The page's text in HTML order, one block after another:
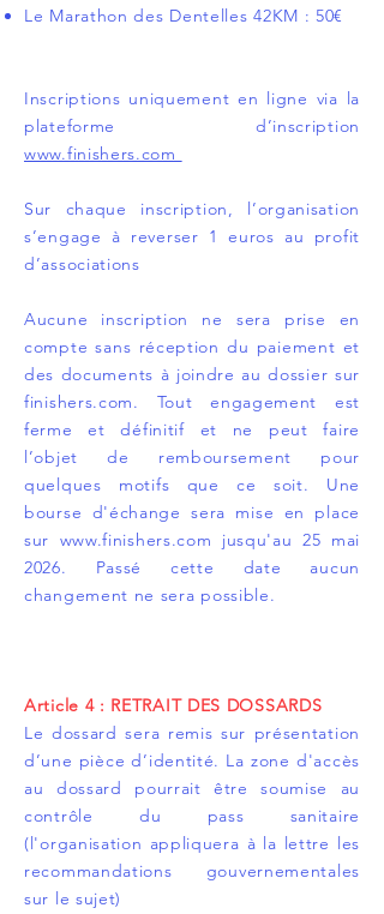
Le Marathon des Dentelles 42KM : 50€
Inscriptions uniquement en ligne via la
plateforme d’inscription
www.finishers.com
Sur chaque inscription, l’organisation
s’engage à reverser 1 euros au profit
d’associations
Aucune inscription ne sera prise en
compte sans réception du paiement et
des documents à joindre au dossier sur
finishers.com. Tout engagement est
ferme et définitif et ne peut faire
l’objet de remboursement pour
quelques motifs que ce soit. Une
bourse d'échange sera mise en place
sur www.finishers.com jusqu'au 25 mai
2026. Passé cette date aucun
changement ne sera possible.
Article 4 : RETRAIT DES DOSSARDS
Le dossard sera remis sur présentation
d’une pièce d’identité. La zone d'accès
au dossard pourrait être soumise au
contrôle du pass sanitaire
(l'organisation appliquera à la lettre les
recommandations gouvernementales
sur le sujet)